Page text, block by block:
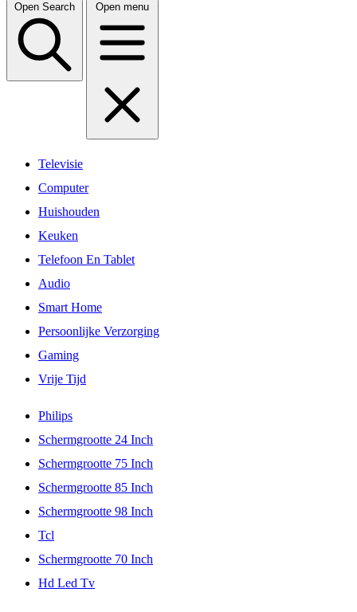
Open Search Open menu
Televisie
Computer
Huishouden
Keuken
Telefoon En Tablet
Audio
Smart Home
Persoonlijke Verzorging
Gaming
Vrije Tijd
Philips
Schermgrootte 24 Inch
Schermgrootte 75 Inch
Schermgrootte 85 Inch
Schermgrootte 98 Inch
Tcl
Schermgrootte 70 Inch
Hd Led Tv